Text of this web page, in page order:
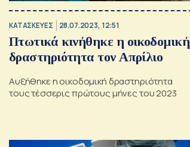
ΚΑΤΑΣΚΕΥΕΣ 28.07.2023, 12:51
Πτωτικά κινήθηκε η οικοδομική
δραστηριότητα τον Απρίλιο
Αυξήθηκε η οικοδομική δραστηριότητα
τους τέσσερις πρώτους μήνες του 2023